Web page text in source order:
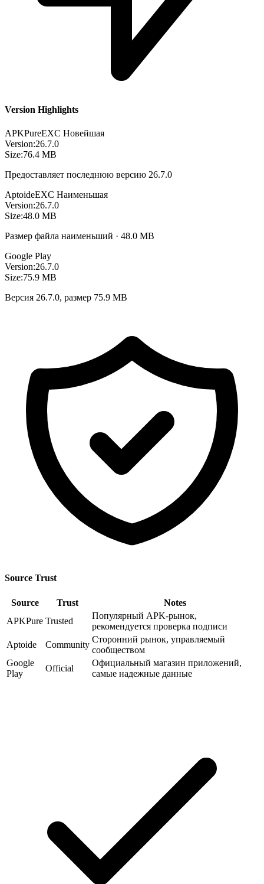
Version Highlights
APKPureEXC Новейшая
Version:26.7.0
Size:76.4 MB
Предоставляет последнюю версию 26.7.0
AptoideEXC Наименьшая
Version:26.7.0
Size:48.0 MB
Размер файла наименьший · 48.0 MB
Google Play
Version:26.7.0
Size:75.9 MB
Версия 26.7.0, размер 75.9 MB
Source Trust
Source Trust
Notes
APKPure Trusted
Популярный APK-рынок,
рекомендуется проверка подписи
Aptoide
Community
Сторонний рынок, управляемый
сообществом
Google
Play
Official
Официальный магазин приложений,
самые надежные данные